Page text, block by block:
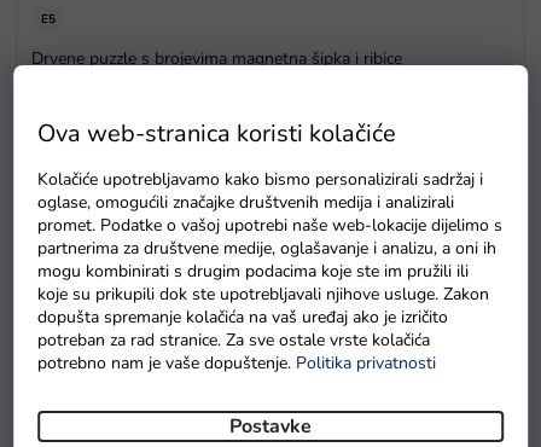
Ova web-stranica koristi kolačiće
Kolačiće upotrebljavamo kako bismo personalizirali sadržaj i
oglase, omogućili značajke društvenih medija i analizirali
promet. Podatke o vašoj upotrebi naše web-lokacije dijelimo s
partnerima za društvene medije, oglašavanje i analizu, a oni ih
mogu kombinirati s drugim podacima koje ste im pružili ili
koje su prikupili dok ste upotrebljavali njihove usluge. Zakon
dopušta spremanje kolačića na vaš uređaj ako je izričito
potreban za rad stranice. Za sve ostale vrste kolačića
potrebno nam je vaše dopuštenje. Politika privatnosti
Postavke
E5
Drvene puzzle s brojevima magnetna šipka i ribice